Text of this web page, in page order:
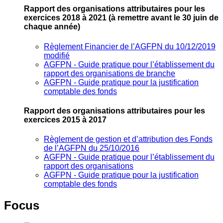
Rapport des organisations attributaires pour les
exercices 2018 à 2021 (à remettre avant le 30 juin de
chaque année)
Règlement Financier de l’AGFPN du 10/12/2019
modifié
AGFPN ‐ Guide pratique pour l’établissement du
rapport des organisations de branche
AGFPN ‐ Guide pratique pour la justification
comptable des fonds
Rapport des organisations attributaires pour les
exercices 2015 à 2017
Règlement de gestion et d’attribution des Fonds
de l’AGFPN du 25/10/2016
AGFPN ‐ Guide pratique pour l’établissement du
rapport des organisations
AGFPN ‐ Guide pratique pour la justification
comptable des fonds
Focus